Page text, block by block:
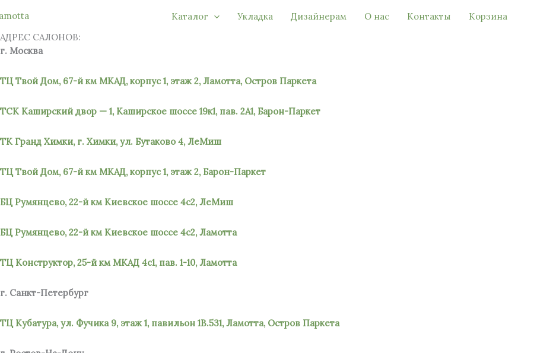
содержимому
Каталог Укладка Дизайнерам О нас Контакты
Корзина
АДРЕС САЛОНОВ:
г. Москва
ТЦ Твой Дом, 67-й км МКАД, корпус 1, этаж 2, Ламотта, Остров Паркета
ТСК Каширский двор — 1, Каширское шоссе 19к1, пав. 2А1, Барон-Паркет
ТК Гранд Химки, г. Химки, ул. Бутаково 4, ЛеМиш
ТЦ Твой Дом, 67-й км МКАД, корпус 1, этаж 2, Барон-Паркет
БЦ Румянцево, 22-й км Киевское шоссе 4с2, ЛеМиш
БЦ Румянцево, 22-й км Киевское шоссе 4с2, Ламотта
ТЦ Конструктор, 25-й км МКАД 4с1, пав. 1-10, Ламотта
г. Санкт-Петербург
ТЦ Кубатура, ул. Фучика 9, этаж 1, павильон 1В.531, Ламотта, Остров Паркета